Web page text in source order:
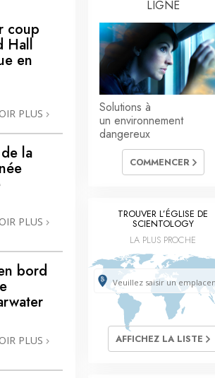
coup
Hall
en
PLUS
la
PLUS
bord
PLUS
LIGNE
Solutions à
un environnement
dangereux
COMMENCER
TROUVER L’ÉGLISE DE
SCIENTOLOGY
LA PLUS PROCHE
AFFICHEZ LA LISTE